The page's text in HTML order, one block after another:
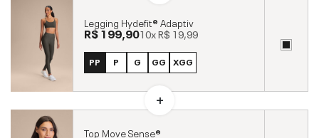
Legging Hydefit® Adaptiv
R$ 199,9010xR$ 19,99
PP P G GG XGG
Top Move Sense®